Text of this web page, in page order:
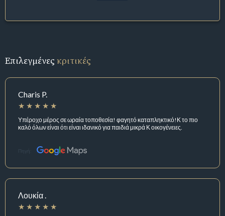
Επιλεγμένεςκριτικές
Charis P.
Υπέροχο μέρος σε ωραία τοποθεσία! φαγητό καταπληκτικό!Κ το πιο
καλό όλων είναι ότι είναι ιδανικό για παιδιά μικρά Κ οικογένειες.
Πηγή:
Λουκία .